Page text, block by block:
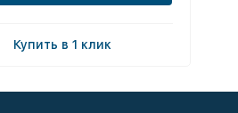
Купить в 1 клик